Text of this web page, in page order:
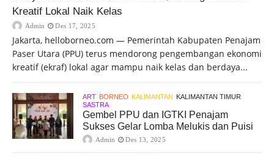
Kreatif Lokal Naik Kelas
Admin Des 17, 2025
Jakarta, helloborneo.com — Pemerintah Kabupaten Penajam
Paser Utara (PPU) terus mendorong pengembangan ekonomi
kreatif (ekraf) lokal agar mampu naik kelas dan berdaya...
ART BORNEO KALIMANTAN KALIMANTAN TIMUR
SASTRA
Gembel PPU dan IGTKI Penajam
Sukses Gelar Lomba Melukis dan Puisi
Admin Des 13, 2025